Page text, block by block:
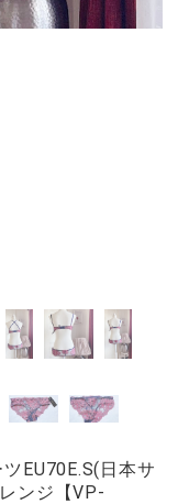
EU70E.S(日本サ
ンジ【VP-